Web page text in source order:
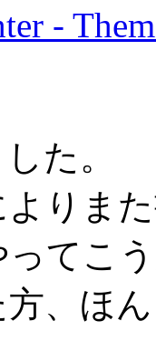
-
た。
りま
ってこ
、ほ